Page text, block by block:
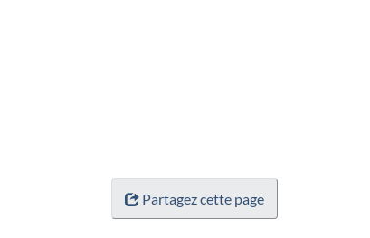
Partagez cette page